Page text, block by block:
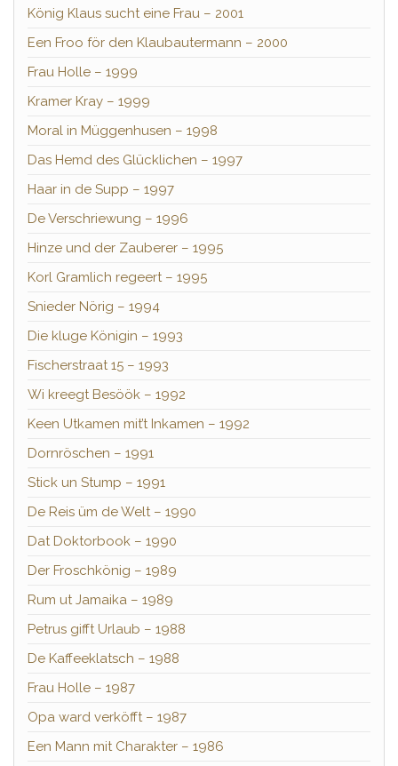
König Klaus sucht eine Frau – 2001
Een Froo för den Klaubautermann – 2000
Frau Holle – 1999
Kramer Kray – 1999
Moral in Müggenhusen – 1998
Das Hemd des Glücklichen – 1997
Haar in de Supp – 1997
De Verschriewung – 1996
Hinze und der Zauberer – 1995
Korl Gramlich regeert – 1995
Snieder Nörig – 1994
Die kluge Königin – 1993
Fischerstraat 15 – 1993
Wi kreegt Besöök – 1992
Keen Utkamen mit’t Inkamen – 1992
Dornröschen – 1991
Stick un Stump – 1991
De Reis üm de Welt – 1990
Dat Doktorbook – 1990
Der Froschkönig – 1989
Rum ut Jamaika – 1989
Petrus gifft Urlaub – 1988
De Kaffeeklatsch – 1988
Frau Holle – 1987
Opa ward verköfft – 1987
Een Mann mit Charakter – 1986